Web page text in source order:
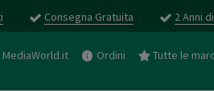
Consegna Gratuita 2 Anni
MediaWorld.it Ordini Tutte le